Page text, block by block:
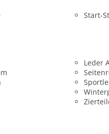
Start-
Leder